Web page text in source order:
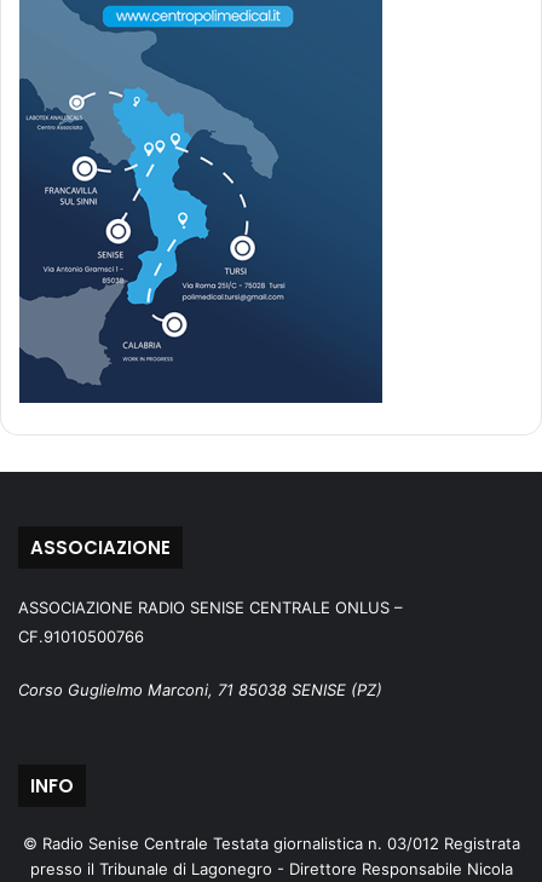
ASSOCIAZIONE
ASSOCIAZIONE RADIO SENISE CENTRALE ONLUS –
CF.91010500766
Corso Guglielmo Marconi, 71 85038 SENISE (PZ)
INFO
© Radio Senise Centrale Testata giornalistica n. 03/012 Registrata
presso il Tribunale di Lagonegro - Direttore Responsabile Nicola